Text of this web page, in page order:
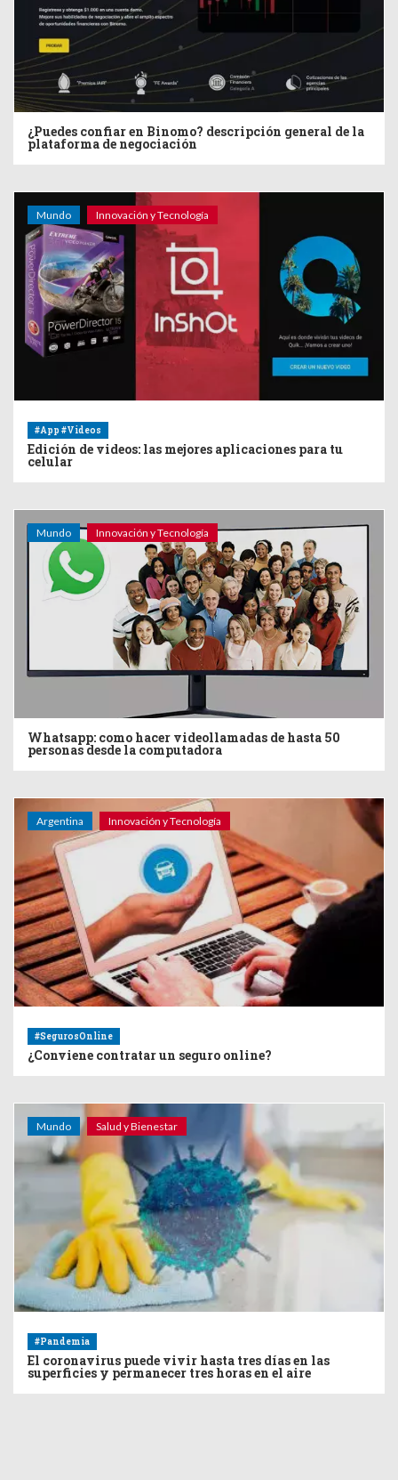
¿Puedes confiar en Binomo? descripción general de la
plataforma de negociación
Mundo Innovación y Tecnología
#App #Videos
Edición de videos: las mejores aplicaciones para tu
celular
Mundo Innovación y Tecnología
Whatsapp: como hacer videollamadas de hasta 50
personas desde la computadora
Argentina Innovación y Tecnología
#SegurosOnline
¿Conviene contratar un seguro online?
Mundo Salud y Bienestar
#Pandemia
El coronavirus puede vivir hasta tres días en las
superficies y permanecer tres horas en el aire